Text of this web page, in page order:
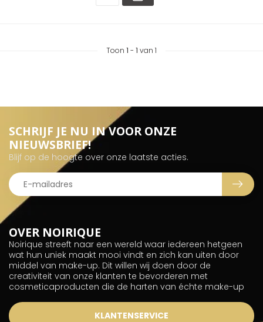
Toon 1 - 1 van 1
OVER NOIRIQUE
Noirique streeft naar een wereld waar iedereen hetgeen
wat hun uniek maakt mooi vindt en zich kan uiten door
middel van make-up. Dit willen wij doen door de
creativiteit van onze klanten te bevorderen met
cosmeticaproducten die de harten van échte make-up
KLANTENSERVICE
SCHRIJF JE NU IN VOOR ONZE
NIEUWSBRIEF!
Blijf op de hoogte over onze laatste acties.